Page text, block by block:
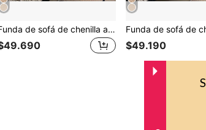
Funda de sofá de chenilla antideslizante para las 4 estaciones, cojín grueso, manta cálida, respaldo, apoyabrazos, alfombrilla para mascotas, almohadilla protectora para sofá de dormitorio/oficina, alfombra decorativa para sofá de 1/2/3/4 plazas, 1 pieza
$49.190